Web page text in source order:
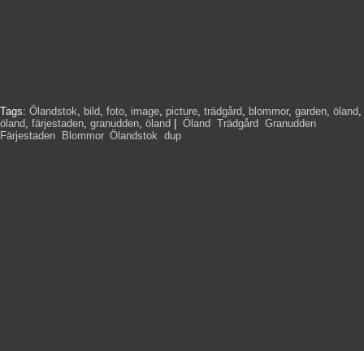
Tags: Ölandstok, bild, foto, image, picture, trädgård, blommor, garden, öland,
öland, färjestaden, granudden, öland Öland Trädgård Granudden
Färjestaden
Blommor, Ölandstok dup